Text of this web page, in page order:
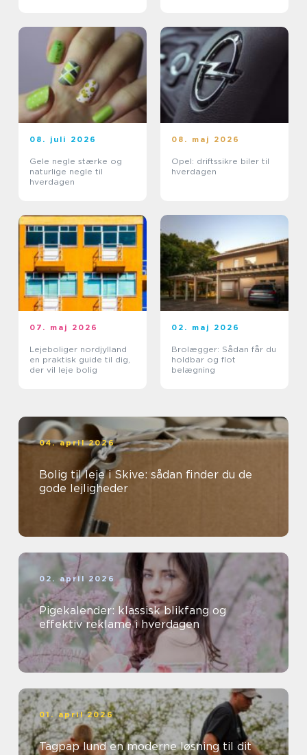
08. juli 2026
Gele negle stærke og
naturlige negle til
hverdagen
08. maj 2026
Opel: driftssikre biler til
hverdagen
07. maj 2026
Lejeboliger nordjylland
en praktisk guide til dig,
der vil leje bolig
02. maj 2026
Brolægger: Sådan får du
holdbar og flot
belægning
04. april 2026
Bolig til leje i Skive: sådan finder du de
gode lejligheder
02. april 2026
Pigekalender: klassisk blikfang og
effektiv reklame i hverdagen
01. april 2026
Tagpap lund en moderne løsning til dit